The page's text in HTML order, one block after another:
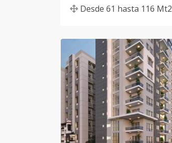
Desde 61 hasta 116 Mt2